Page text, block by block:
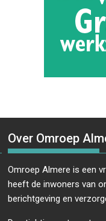
Over Omroep
Omroep Almere is een
heeft de inwoners van
berichtgeving en